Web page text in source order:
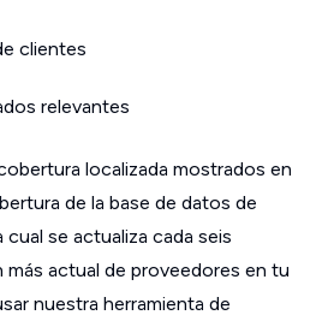
clientes
relevantes
localizada mostrados en
de la base de datos de
se actualiza cada seis
más actual de proveedores en tu
nuestra herramienta de